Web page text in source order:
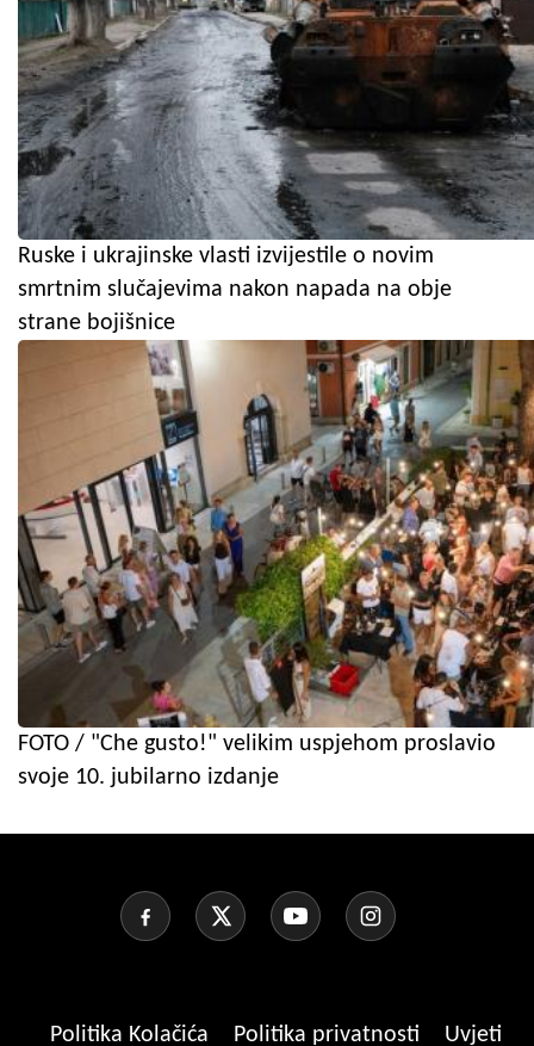
Ruske i ukrajinske vlasti izvijestile o novim
smrtnim slučajevima nakon napada na obje
strane bojišnice
FOTO / "Che gusto!" velikim uspjehom proslavio
svoje 10. jubilarno izdanje
Politika Kolačića Politika privatnosti
Uvjeti